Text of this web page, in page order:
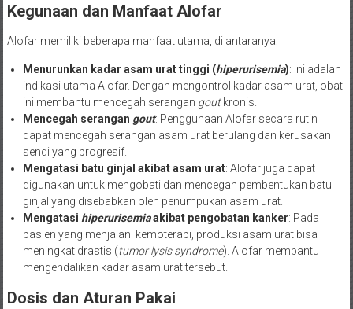
Kegunaan dan Manfaat Alofar
Alofar memiliki beberapa manfaat utama, di antaranya:
Menurunkan kadar asam urat tinggi (hiperurisemia): Ini adalah
indikasi utama Alofar. Dengan mengontrol kadar asam urat, obat
ini membantu mencegah serangan goutkronis.
Mencegah serangan gout: Penggunaan Alofar secara rutin
dapat mencegah serangan asam urat berulang dan kerusakan
sendi yang progresif.
Mengatasi batu ginjal akibat asam urat: Alofar juga dapat
digunakan untuk mengobati dan mencegah pembentukan batu
ginjal yang disebabkan oleh penumpukan asam urat.
Mengatasi hiperurisemiaakibat pengobatan kanker: Pada
pasien yang menjalani kemoterapi, produksi asam urat bisa
meningkat drastis (tumor lysis syndrome). Alofar membantu
mengendalikan kadar asam urat tersebut.
Dosis dan Aturan Pakai